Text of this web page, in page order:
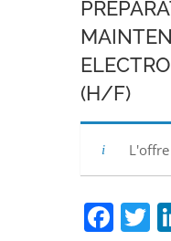
(H/F)